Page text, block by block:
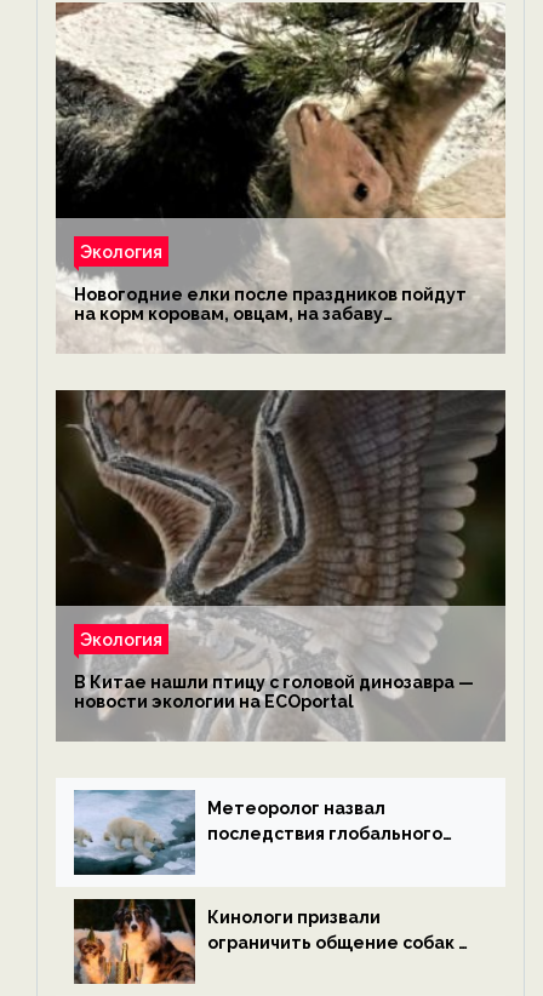
Экология
Новогодние елки после праздников пойдут
на корм коровам, овцам, на забаву
обезьянам, львам и леопардам — новости
экологии на ECOportal
Экология
В Китае нашли птицу с головой динозавра —
новости экологии на ECOportal
Метеоролог назвал
последствия глобального
ECOportal
Кинологи призвали
ограничить общение собак с